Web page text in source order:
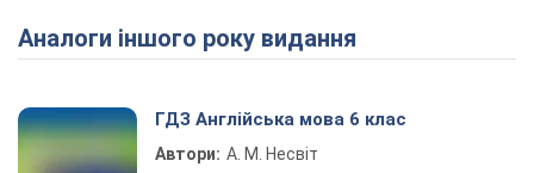
Play Video
Аналоги іншого року видання
ГДЗ Англійська мова 6 клас
Автори: А. М. Несвіт